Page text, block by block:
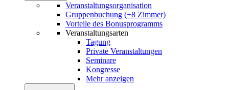
Veranstaltungsorganisation
Gruppenbuchung (+8 Zimmer)
Vorteile des Bonusprogramms
Veranstaltungsarten
Tagung
Private Veranstaltungen
Seminare
Kongresse
Mehr anzeigen